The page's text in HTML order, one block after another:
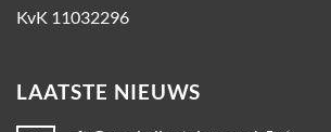
KvK 11032296
LAATSTE NIEUWS